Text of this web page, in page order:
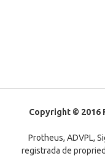
Copyright © 2016
Protheus, ADVPL,
registrada de